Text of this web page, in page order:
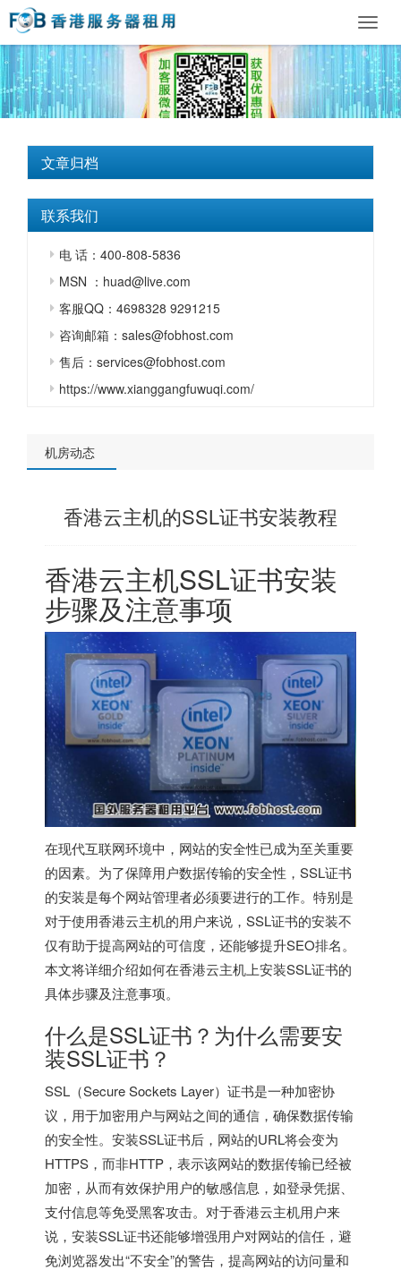
文章归档
联系我们
电 话：400-808-5836
MSN ：huad@live.com
客服QQ：4698328 9291215
咨询邮箱：sales@fobhost.com
售后：services@fobhost.com
https://www.xianggangfuwuqi.com/
机房动态
香港云主机的SSL证书安装教程
香港云主机SSL证书安装
步骤及注意事项
在现代互联网环境中，网站的安全性已成为至关重要
的因素。为了保障用户数据传输的安全性，SSL证书
的安装是每个网站管理者必须要进行的工作。特别是
对于使用香港云主机的用户来说，SSL证书的安装不
仅有助于提高网站的可信度，还能够提升SEO排名。
本文将详细介绍如何在香港云主机 上安装SSL证书的
具体步骤及注意事项。
什么是SSL证书？为什么需要安
装SSL证书？
SSL（Secure Sockets Layer）证书是一种加密协
议，用于加密用户与网站之间的通信，确保数据传输
的安全性。安装SSL证书后，网站的URL将会变为
HTTPS，而非HTTP，表示该网站的数据传输已经被
加密，从而有效保护用户的敏感信息，如登录凭据、
支付信息等免受黑客攻击。对于香港云主机用户来
说，安装SSL证书还能够增强用户对网站的信任，避
免浏览器发出“不安全”的警告，提高网站的访问量和